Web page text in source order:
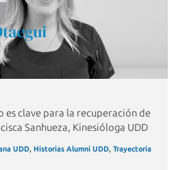
es clave para la recuperación de
Sanhueza, Kinesióloga UDD
UDD, Historias Alumni UDD, Trayectoria